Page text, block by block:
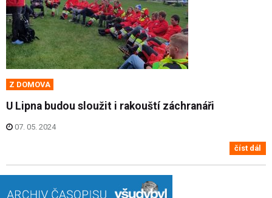
Z DOMOVA
U Lipna budou sloužit i rakouští záchranáři
07. 05. 2024
číst dál